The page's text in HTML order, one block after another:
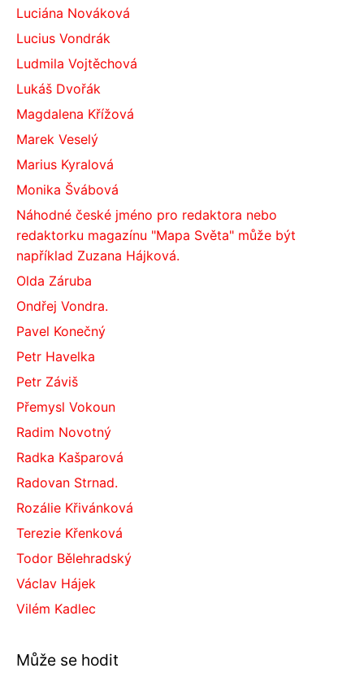
Luciána Nováková
Lucius Vondrák
Ludmila Vojtěchová
Lukáš Dvořák
Magdalena Křížová
Marek Veselý
Marius Kyralová
Monika Švábová
Náhodné české jméno pro redaktora nebo
redaktorku magazínu "Mapa Světa" může být
například Zuzana Hájková.
Olda Záruba
Ondřej Vondra.
Pavel Konečný
Petr Havelka
Petr Záviš
Přemysl Vokoun
Radim Novotný
Radka Kašparová
Radovan Strnad.
Rozálie Křivánková
Terezie Křenková
Todor Bělehradský
Václav Hájek
Vilém Kadlec
Může se hodit